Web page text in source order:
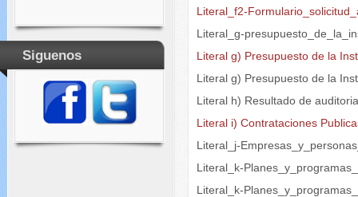
Siguenos
Literal_f2-
Literal_g-
Literal g) Presupuesto de la
Literal g) Presupuesto de la
Literal h) Resultado de
Literal i) Contrataciones
Literal_j-
Literal_k-
Literal_k-